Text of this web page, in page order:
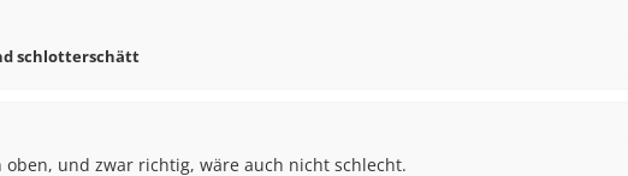
schlotterschätt
oben, und zwar richtig, wäre auch nicht schlecht.